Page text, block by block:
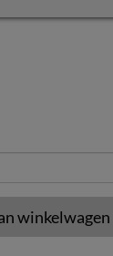
winkelwagen